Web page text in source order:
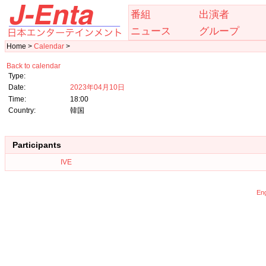
番組
出演者
ニュース
グループ
Home > Calendar >
Back to calendar
Type:
Date:
2023年04月10日
Time:
18:00
Country:
韓国
Participants
IVE